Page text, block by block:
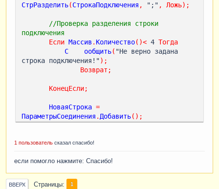
СтрРазделить(СтрокаПодключения , ";" , Ложь);
//Проверка разделения строки
подключения
Если Массив . Количество()< 4 Тогда
С
ообщить( "Не верно задана
строка подключения!");
Возврат ;
КонецЕсли;
НоваяСтрока =
ПараметрыСоединения . Добавить();
НоваяСтрока.ТочкаВхода
...
1 пользователь сказал спасибо!
если помогло нажмите: Спасибо!
ВВЕРХ Страницы 1